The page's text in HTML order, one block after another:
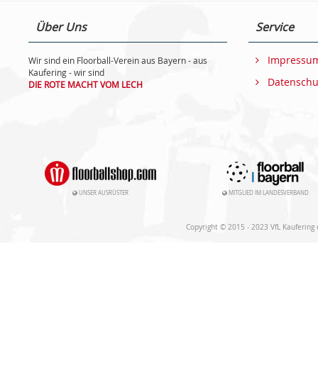
Über Uns
Wir sind ein Floorball-Verein aus Bayern - aus
Kaufering - wir sind
DIE ROTE MACHT VOM LECH
Service
UNSER AUSRÜSTER MITGLIED IM LANDESVERBAND
Copyright © 2015 - 2023 VfL